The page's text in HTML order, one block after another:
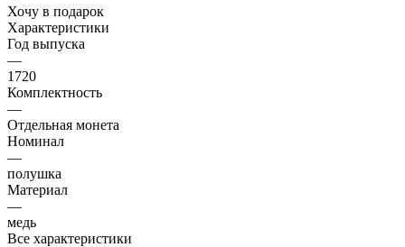
Хочу в подарок
Характеристики
Год выпуска
—
1720
Комплектность
—
Отдельная монета
Номинал
—
полушка
Материал
—
медь
Все характеристики